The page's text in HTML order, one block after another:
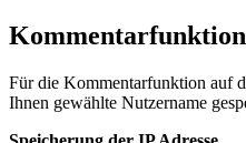
Für die Kommentarfunktion auf
Ihnen gewählte Nutzername